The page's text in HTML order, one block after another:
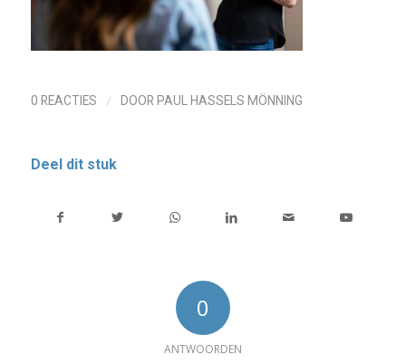
0 REACTIES / DOOR PAUL HASSELS MÖNNING
Deel dit stuk
0
ANTWOORDEN